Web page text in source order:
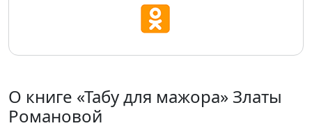
О книге «Табу для мажора» Златы
Романовой